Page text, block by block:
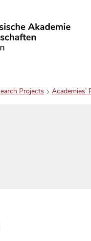
Projects Academies’